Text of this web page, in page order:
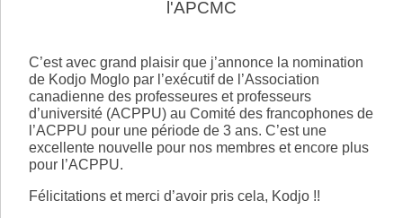
l'APCMC
C’est avec grand plaisir que j’annonce la nomination
de Kodjo Moglo par l’exécutif de l’Association
canadienne des professeures et professeurs
d’université (ACPPU) au Comité des francophones de
l’ACPPU pour une période de 3 ans. C’est une
excellente nouvelle pour nos membres et encore plus
pour l’ACPPU.
Félicitations et merci d’avoir pris cela, Kodjo !!